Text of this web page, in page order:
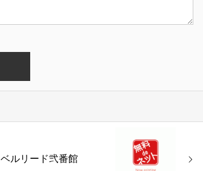
ベルリード弐番館